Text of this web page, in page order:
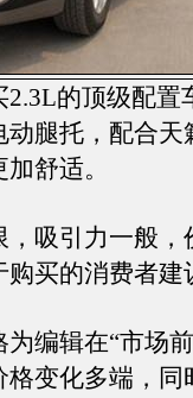
的顶级配置
腿托，配合天
舒适。
吸引力一般，
买的消费者建
编辑在“市场前
变化多端，同